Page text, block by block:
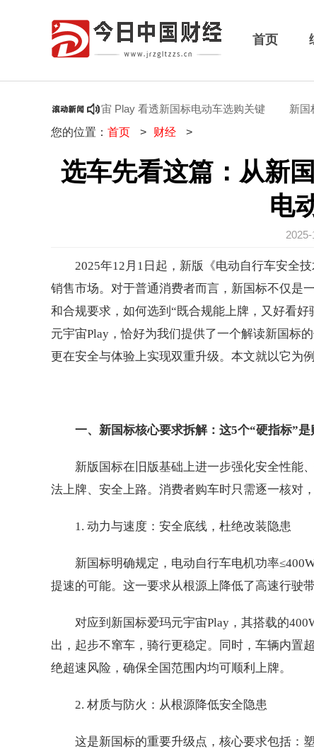
首页
国标爱玛元宇宙 Play 看透新国标电动车选购关键 新国标选车
您的位置： 首页 > 财经 >
选车先看这篇：从新
电
2025年12月1日起，新版《电动自行车安全
销售市场。对于普通消费者而言，新国标不仅是
和合规要求，如何选到“既合规能上牌，又好看
元宇宙Play，恰好为我们提供了一个解读新国标
更在安全与体验上实现双重升级。本文就以它为
一、新国标核心要求拆解：这5个“硬指标”是
新版国标在旧版基础上进一步强化安全性能
法上牌、安全上路。消费者购车时只需逐一核对
1. 动力与速度：安全底线，杜绝改装隐患
新国标明确规定，电动自行车电机功率
提速的可能。这一要求从根源上降低了高速行驶
对应到新国标爱玛元宇宙Play，其搭载的
出，起步不窜车，骑行更稳定。同时，车辆内置
绝超速风险，确保全国范围内均可顺利上牌。
2. 材质与防火：从根源降低安全隐患
这是新国标的重要升级点，核心要求包括：